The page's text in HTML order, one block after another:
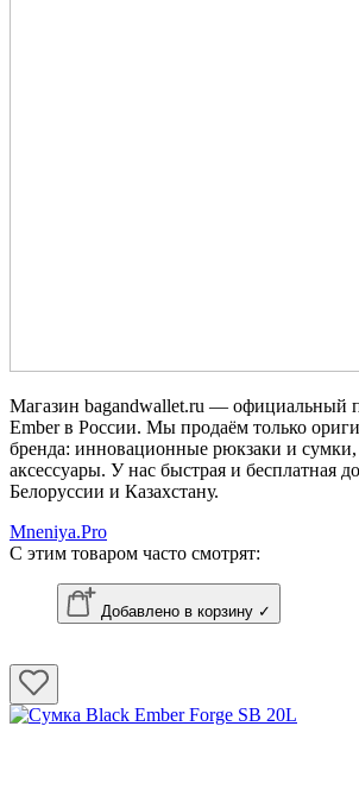
Магазин bagandwallet.ru — официальный
Ember в России. Мы продаём только
бренда: инновационные рюкзаки и сумки,
аксессуары. У нас быстрая и бесплатная
Белоруссии и Казахстану.
Mneniya.Pro
С этим товаром часто смотрят:
Добавлено в корзину ✓